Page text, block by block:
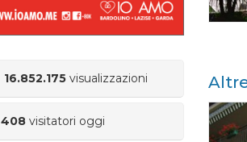
16.852.175 visualizzazioni
408 visitatori oggi